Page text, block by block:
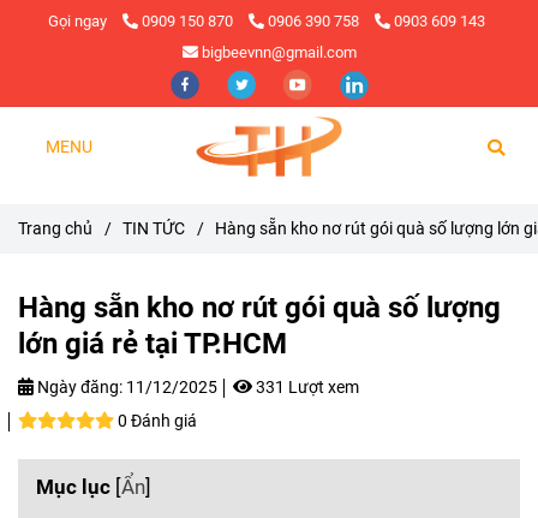
Gọi ngay 0909 150 870 0906 390 758
0903 609 143
bigbeevnn@gmail.com
MENU
Trang chủ / TIN TỨC / Hàng sẵn kho nơ rút gói quà số lượng lớn
Hàng sẵn kho nơ rút gói quà số lượng
lớn giá rẻ tại TP.HCM
Ngày đăng: 11/12/2025
331 Lượt xem
0 Đánh giá
Mục lục [Ẩn]